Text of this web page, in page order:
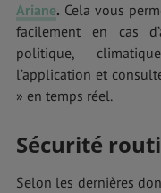
Ariane. Cela vous
facilement en cas
politique,
l’application et
» en temps réel.
Sécurité
Selon les dernières